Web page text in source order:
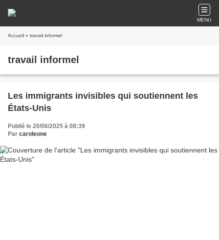
MENU
Accueil » travail informel
travail informel
Les immigrants invisibles qui soutiennent les
États-Unis
Publié le 20/06/2025 à 08:39
Par caroleone